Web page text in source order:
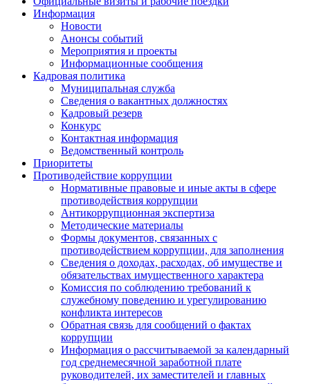
Информация
Новости
Анонсы событий
Мероприятия и проекты
Информационные сообщения
Кадровая политика
Муниципальная служба
Сведения о вакантных должностях
Кадровый резерв
Конкурс
Контактная информация
Ведомственный контроль
Приоритеты
Противодействие коррупции
Нормативные правовые и иные акты в сфере
противодействия коррупции
Антикоррупционная экспертиза
Методические материалы
Формы документов, связанных с
противодействием коррупции, для заполнения
Сведения о доходах, расходах, об имуществе и
обязательствах имущественного характера
Комиссия по соблюдению требований к
служебному поведению и урегулированию
конфликта интересов
Обратная связь для сообщений о фактах
коррупции
Информация о рассчитываемой за календарный
год среднемесячной заработной плате
руководителей, их заместителей и главных